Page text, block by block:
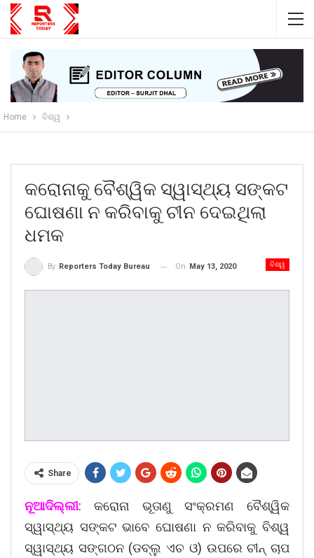
Home ବିଶ୍ୱ
କରୋନାକୁ ବୈଶ୍ୱିକ ସ୍ୱାସ୍ଥ୍ୟ ସଙ୍କଟ
ଘୋଷଣା ନ କରିବାକୁ ଚୀନ ଦେଇଥିଲା
ଧମକ
ବିଶ୍ୱ
By Reporters Today Bureau On May 13, 2020
Share
ନୂଆଦିଲ୍ଲୀ: କରୋନା ଭୂତାଣୁ ସଂକ୍ରମଣ ବୈଶ୍ୱିକ
ସ୍ୱାସ୍ଥ୍ୟ ସଙ୍କଟ ଭାବେ ଘୋଷଣା ନ କରିବାକୁ ବିଶ୍ୱ
ସ୍ୱାସ୍ଥ୍ୟ ସଙ୍ଗଠନ (ଡବ୍ଲୁ ଏଚ ଓ) ଉପରେ ଚୀନ୍ ଚାପ